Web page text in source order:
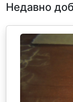
Недавно